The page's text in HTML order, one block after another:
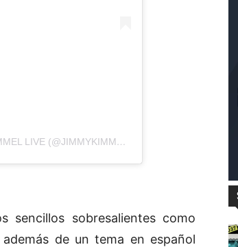
UNA PUBLICACIÓN COMPARTIDA DE JIMMY KIMMEL LIVE (@JIMMYKIMMELLIVE)
sencillos sobresalientes como
además de un tema en español